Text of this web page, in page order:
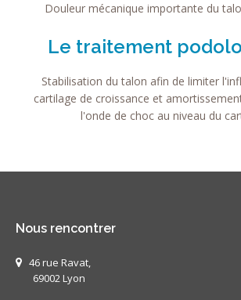
Douleur mécanique importante du
Le traitement
Stabilisation du talon afin de limiter
cartilage de croissance et
l'onde de choc au niveau du
Nous rencontrer
46 rue Ravat,
69002 Lyon